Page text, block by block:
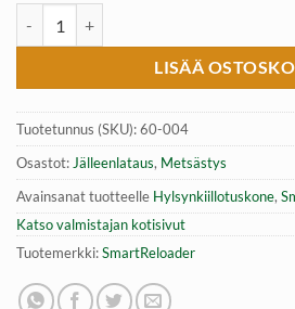
LISÄÄ
Tuotetunnus (SKU):60-004
Osastot: Jälleenlataus, Metsästys
Avainsanat tuotteelle Hylsynkiillotuskone,
Katso valmistajan kotisivut
Tuotemerkki:SmartReloader